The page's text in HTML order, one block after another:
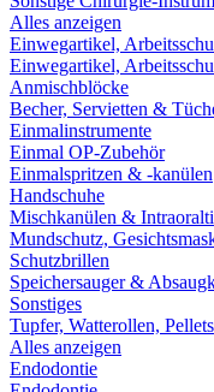
Alles anzeigen
Einwegartikel,
Einwegartikel,
Anmischblöcke
Becher, Servietten &
Einmalinstrumente
Einmal OP-Zubehör
Einmalspritzen & -kanülen
Handschuhe
Mischkanülen &
Mundschutz,
Schutzbrillen
Speichersauger &
Sonstiges
Tupfer, Watterollen, Pellets
Alles anzeigen
Endodontie